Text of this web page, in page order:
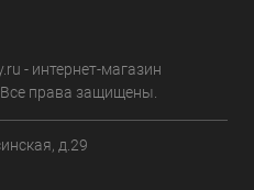
- интернет-магазин
права защищены.
д.29